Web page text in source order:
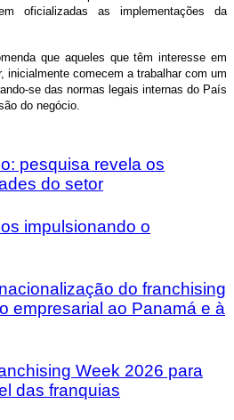
oficializadas as implementações da
que aqueles que têm interesse em
inicialmente comecem a trabalhar com um
se das normas legais internas do País
do negócio.
pesquisa revela os
do setor
impulsionando o
do franchising
empresarial ao Panamá e à
Week 2026 para
das franquias